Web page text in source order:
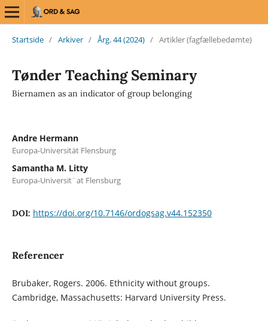
Startside / Arkiver / Årg. 44 (2024) / Artikler (fagfællebedømte)
Tønder Teaching Seminary
Biernamen as an indicator of group belonging
Andre Hermann
Europa-Universität Flensburg
Samantha M. Litty
Europa-Universit¨at Flensburg
DOI: https://doi.org/10.7146/ordogsag.v44.152350
Referencer
Brubaker, Rogers. 2006. Ethnicity without groups.
Cambridge, Massachusetts: Harvard University Press.